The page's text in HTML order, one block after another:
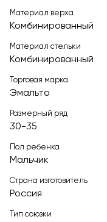
Материал верха
Комбинированный
Материал стельки
Комбинированный
Торговая марка
Эмальто
Размерный ряд
30-35
Пол ребенка
Мальчик
Страна изготовитель
Россия
Тип союзки